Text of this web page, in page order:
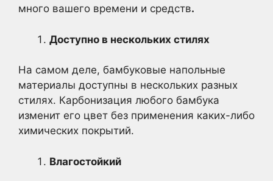
много вашего времени и средств.
Доступно в нескольких стилях
На самом деле, бамбуковые напольные
материалы доступны в нескольких разных
стилях. Карбонизация любого бамбука
изменит его цвет без применения каких-либо
химических покрытий.
Влагостойкий